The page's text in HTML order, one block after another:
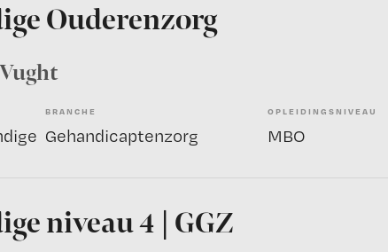
Ouderenzorg
BRANCHE
Gehandicaptenzorg
OPLEIDINGSNIVEAU
MBO
niveau 4 | GGZ